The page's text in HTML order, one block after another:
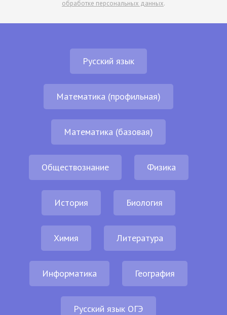
обработке персональных данных.
Русский язык
Математика (профильная)
Математика (базовая)
Обществознание Физика
История Биология
Химия Литература
Информатика География
Русский язык ОГЭ